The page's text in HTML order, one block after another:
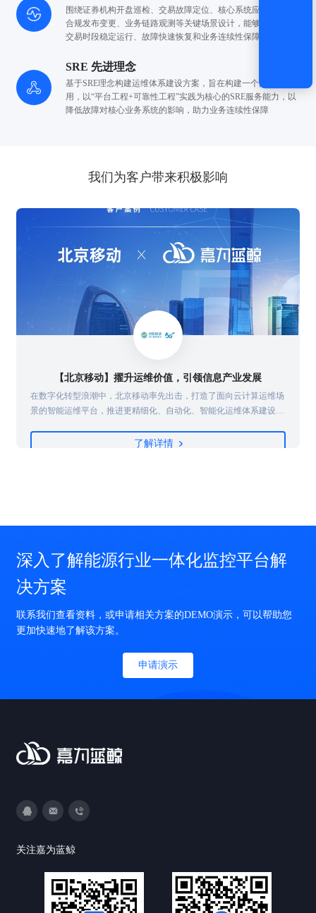
围绕证券机构开盘巡检、交易故障定位、核心系统应急切换、
合规发布变更、业务链路观测等关键场景设计，能够有效支撑
交易时段稳定运行、故障快速恢复和业务连续性保障。
SRE 先进理念
基于SRE理念构建运维体系建设方案，旨在构建一个面向应
用， 以“平台工程+可靠性工程”实践为核心的SRE服务能力， 以
降低故障对核心业务系统的影响，助力业务连续性保障
我们为客户带来积极影响
【北京移动】擢升运维价值，引领信息产业发展
在数字化转型浪潮中，北京移动率先出击，打造了面向云计算运维场
景的智能运维平台，推进更精细化、自动化、智能化运维体系建设，
行，并建设完善的运维开发能力，实现从传统运维向运维开发的转
了解详情
深入了解能源行业一体化监控平台解
决方案
联系我们查看资料，或申请相关方案的DEMO演示，可以帮助您
更加快速地了解该方案。
申请演示
关注嘉为蓝鲸